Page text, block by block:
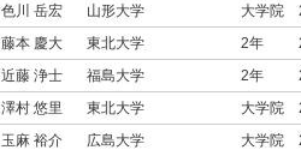
色川 岳宏 山形大学 大学院
藤本 慶大 東北大学 2年
近藤 浄士 福島大学 2年
澤村 悠里 東北大学 大学院
玉麻 裕介 広島大学 大学院